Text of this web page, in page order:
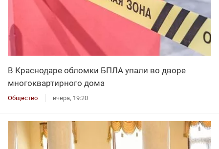
В Краснодаре обломки БПЛА упали во дворе
многоквартирного дома
Общество вчера, 19:20